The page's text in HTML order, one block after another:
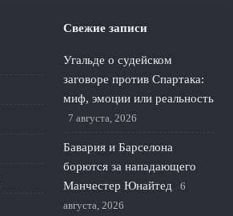
Свежие записи
Угальде о судейском
заговоре против Спартака:
миф, эмоции или реальность
7 августа, 2026
Бавария и Барселона
борются за нападающего
Манчестер Юнайтед
6
августа, 2026